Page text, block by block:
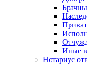
Иные
Нотариус